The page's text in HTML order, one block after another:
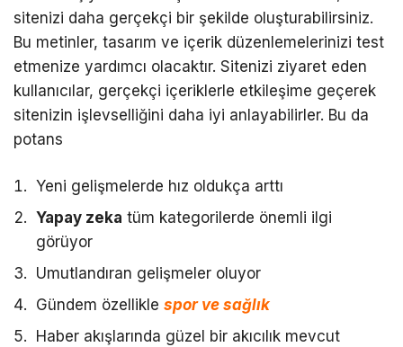
sitenizi daha gerçekçi bir şekilde oluşturabilirsiniz.
Bu metinler, tasarım ve içerik düzenlemelerinizi test
etmenize yardımcı olacaktır. Sitenizi ziyaret eden
kullanıcılar, gerçekçi içeriklerle etkileşime geçerek
sitenizin işlevselliğini daha iyi anlayabilirler. Bu da
potans
Yeni gelişmelerde hız oldukça arttı
Yapay zeka tüm kategorilerde önemli ilgi
görüyor
Umutlandıran gelişmeler oluyor
Gündem özellikle spor ve sağlık
Haber akışlarında güzel bir akıcılık mevcut